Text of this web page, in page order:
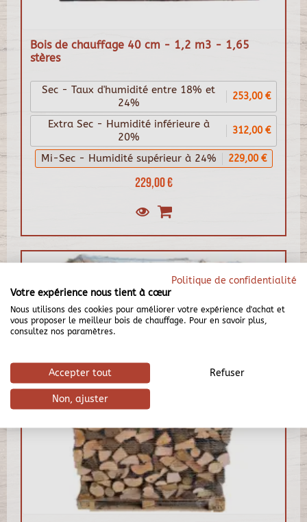
Bois de chauffage 40 cm - 1,2 m3 - 1,65
stères
229,00 €
Sec - Taux d'humidité entre 18% et
24%
253,00 €
Extra Sec - Humidité inférieure à
20%
312,00 €
Mi-Sec - Humidité supérieur à 24% 229,00 €
Politique de confidentialité
Votre expérience nous tient à cœur
Nous utilisons des cookies pour améliorer votre expérience d'achat et
vous proposer le meilleur bois de chauffage. Pour en savoir plus,
consultez nos paramètres.
Accepter tout Refuser
Non, ajuster